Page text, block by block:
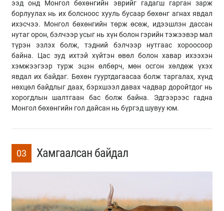
ээд онд Монгол бөхөнгийн эврийг гадагш гарган зарж
борлуулах нь их болсноос хууль бусаар бөхөнг агнах явдал
ихэсчээ. Монгол бөхөнгийн төрж өсөж, идээшлэн дассан
нутаг орон, бэлчээр усыг нь хүн болон гэрийн тэжээвэр мал
түрэн эзлэх болж, тэдний бэлчээр нутгаас хороосоор
байна. Цас зуд ихтэй хүйтэн өвөл болон хавар ихээхэн
хэмжээгээр турж эцэн өлбөрч, мөн осгон хөлдөж үхэх
явдал их байдаг. Бөхөн гууртдагаасаа болж таргалах, хүнд
нөхцөл байдлыг даах, бэрхшээл давах чадвар доройтдог нь
хорогдлын шалтгаан бас болж байна. Эдгээрээс гадна
Монгол бөхөнгийн гол дайсан нь бүргэд шувуу юм.
03 Хамгаалсан байдал